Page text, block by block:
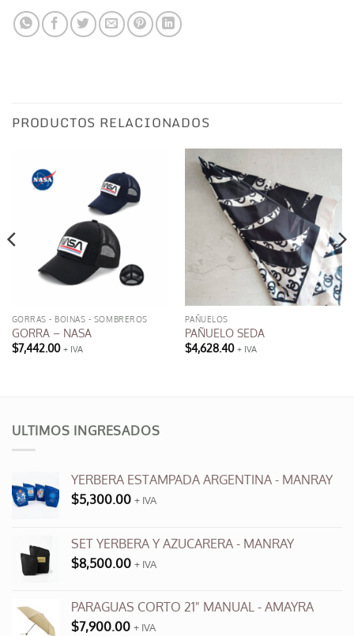
PRODUCTOS RELACIONADOS
GORRAS - BOINAS - SOMBREROS
GORRA – NASA
$7,442.00 + IVA
variantes.
pueden
elegir
página
de
PAÑUELOS
PAÑUELO SEDA
$4,628.40 + IVA
ULTIMOS INGRESADOS
YERBERA ESTAMPADA ARGENTINA - MANRAY
$5,300.00 + IVA
SET YERBERA Y AZUCARERA - MANRAY
$8,500.00 + IVA
PARAGUAS CORTO 21" MANUAL - AMAYRA
$7,900.00 + IVA